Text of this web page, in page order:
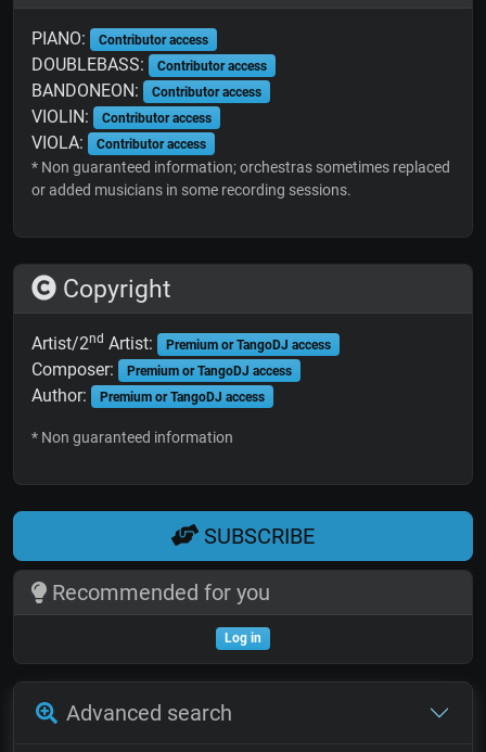
PIANO: Contributor access
DOUBLEBASS: Contributor access
BANDONEON: Contributor access
VIOLIN: Contributor access
VIOLA: Contributor access
* Non guaranteed information; orchestras sometimes replaced
or added musicians in some recording sessions.
Copyright
Artist/2nd Artist: Premium or TangoDJ access
Composer: Premium or TangoDJ access
Author: Premium or TangoDJ access
* Non guaranteed information
SUBSCRIBE
Recommended for you
Log in
Advanced search